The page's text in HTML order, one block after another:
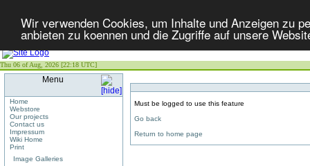
Wir verwenden Cookies, um Inhalte und Anzeigen zu
anbieten zu koennen und die Zugriffe auf unsere
Thu 06 of Aug, 2026 [22:18 UTC]
Menu
Home
Webstore
Our projects
Contact us
Impressum
Wiki Home
Print
Image Galleries
Must be logged to use this feature
Go back
Return to home page